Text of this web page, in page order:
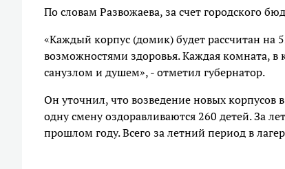
По словам Развожаева, за счет городского
«Каждый корпус (домик) будет рассчитан на
возможностями здоровья. Каждая комната, в
санузлом и душем», - отметил губернатор.
Он уточнил, что возведение новых корпусов
одну смену оздоравливаются 260 детей. За
прошлом году. Всего за летний период в